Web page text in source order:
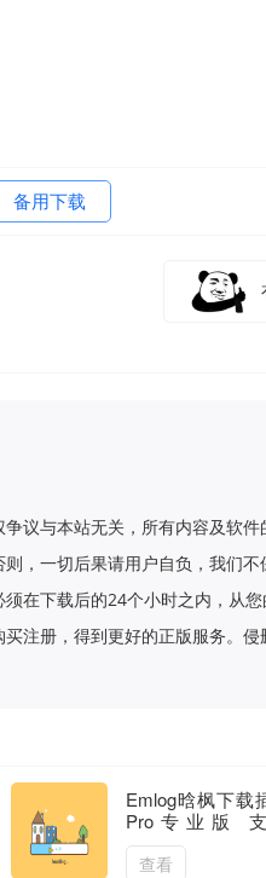
备用下载
议与本站无关，所有内容及软
，一切后果请用户自负，我们
在下载后的24个小时之内，从
注册，得到更好的正版服务。
Emlog晗枫下载
Pro专业版
Emlog多个版本
查看